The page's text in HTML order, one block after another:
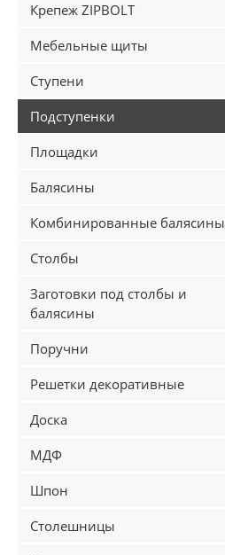
Крепеж ZIPBOLT
Мебельные щиты
Ступени
Подступенки
Площадки
Балясины
Комбинированные балясины
Столбы
Заготовки под столбы и
балясины
Поручни
Решетки декоративные
Доска
МДФ
Шпон
Столешницы